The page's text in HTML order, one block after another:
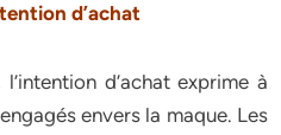
d’achat
d’achat exprime à
envers la maque. Les